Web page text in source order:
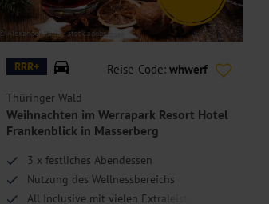
© Alexander Raths - stock.adobe.com
RRR+ Reise-Code: whwerf
Thüringer Wald
Weihnachten im Werrapark Resort Hotel
Frankenblick in Masserberg
3 x festliches Abendessen
Nutzung des Wellnessbereichs
All Inclusive mit vielen Extraleistungen